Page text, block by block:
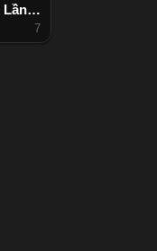
SIRO-4008 Hikaru Xinh Đẹp Lần Đầu Quan Hệ Mạnh Mẽ
7